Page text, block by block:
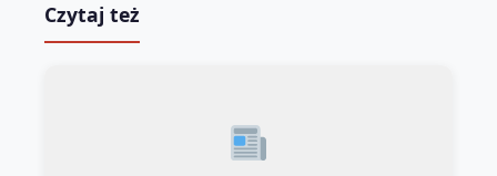
Czytaj też